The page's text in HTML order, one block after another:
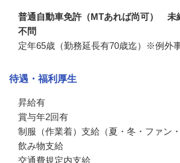
普通自動車免許（MTあれば尚可）
不問
定年65歳（勤務延長有70歳迄）※例外
待遇・福利厚生
昇給有
賞与年2回有
制服（作業着）支給（夏・冬・ファン・
飲み物支給
交通費規定内支給